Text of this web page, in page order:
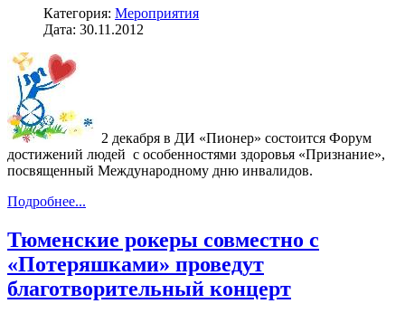
Категория: Мероприятия
Дата: 30.11.2012
2 декабря в ДИ «Пионер» состоится Форум
достижений людей с особенностями здоровья «Признание»,
посвященный Международному дню инвалидов.
Подробнее...
Тюменские рокеры совместно с
«Потеряшками» проведут
благотворительный концерт